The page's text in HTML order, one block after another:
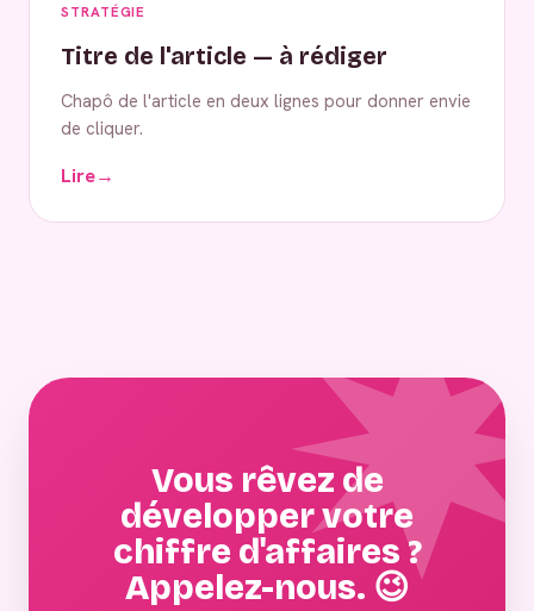
STRATÉGIE
Titre de l'article — à rédiger
Chapô de l'article en deux lignes pour donner envie
de cliquer.
Lire→
Vous rêvez de
développer votre
chiffre d'affaires ?
Appelez-nous. 😉